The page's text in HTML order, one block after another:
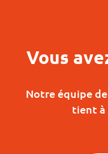
Vous
Notre équipe
tient à